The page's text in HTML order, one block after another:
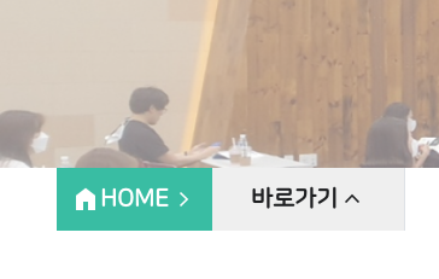
home HOMEexpand_less 바로가기 expand_less